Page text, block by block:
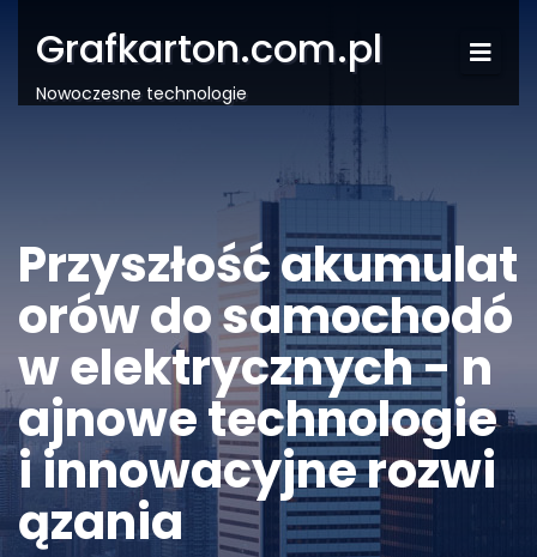
Grafkarton.com.pl
Nowoczesne technologie
Przyszłość akumulat
orów do samochodó
w elektrycznych - n
ajnowe technologie
i innowacyjne rozwi
ązania